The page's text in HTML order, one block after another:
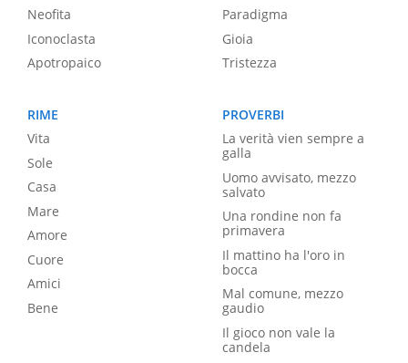
Neofita
Iconoclasta
Apotropaico
Paradigma
Gioia
Tristezza
RIME
Vita
Sole
Casa
Mare
Amore
Cuore
Amici
Bene
PROVERBI
La verità vien sempre a
galla
Uomo avvisato, mezzo
salvato
Una rondine non fa
primavera
Il mattino ha l'oro in
bocca
Mal comune, mezzo
gaudio
Il gioco non vale la
candela